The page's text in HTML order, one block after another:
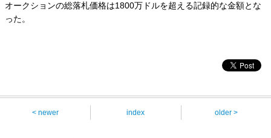
オークションの総落札価格は1800万ドルを超える記録的な金額とな
った。
< newer index older >